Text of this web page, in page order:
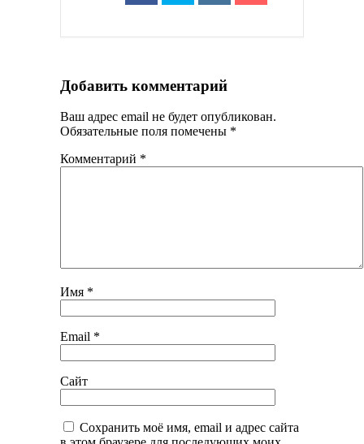
Добавить комментарий
Ваш адрес email не будет опубликован.
Обязательные поля помечены *
Комментарий *
Имя *
Email *
Сайт
Сохранить моё имя, email и адрес сайта